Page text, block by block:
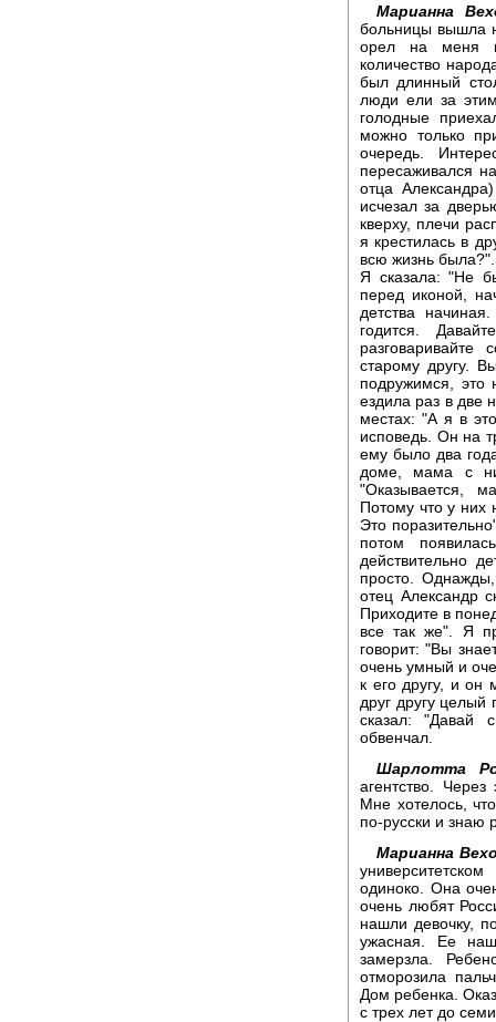
Марианна
больницы вышла
орел на меня
количество
был длинный
люди ели за
голодные
можно только
очередь.
пересаживался
отца
исчезал за
кверху, плечи
я крестилась в
всю жизнь была?".
Я сказала: "Не
перед иконой,
детства
годится.
старому другу.
подружимся, это
ездила раз в две
местах: "А я в
исповедь. Он на
ему было два
доме, мама с
"Оказывается,
Потому что у них
Это
потом
действительно
просто.
отец Александр
Приходите в
все так же". Я
говорит: "Вы
очень умный и
к его другу, и он
друг другу целый
сказал: "Давай
обвенчал.
Шарлотта
агентство.
Мне хотелось,
по-русски и знаю
Марианна
одиноко. Она
очень любят
нашли девочку,
ужасная. Ее
замерзла.
отморозила
Дом ребенка.
с трех лет до